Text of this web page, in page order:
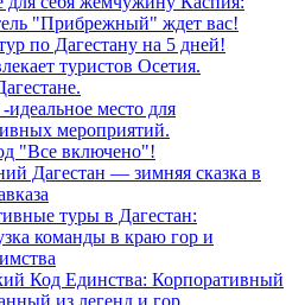
"Прибрежный" ждет вас!
по Дагестану на 5 дней!
туристов Осетия.
идеальное место для
мероприятий.
"Все включено"!
Дагестан — зимняя сказка в
туры в Дагестан:
команды в краю гор и
Код Единства: Корпоративный
из легенд и гор